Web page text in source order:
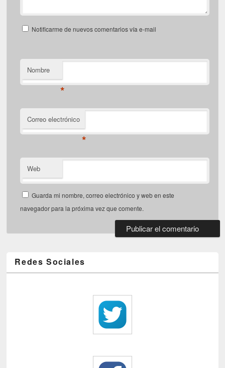
Notificarme de nuevos comentarios vía e-mail
Nombre
*
Correo electrónico
*
Web
Guarda mi nombre, correo electrónico y web en este
navegador para la próxima vez que comente.
Redes Sociales